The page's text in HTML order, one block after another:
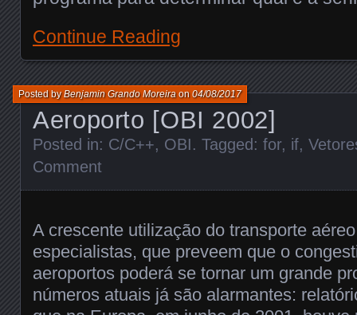
Continue Reading
Aeroporto [OBI 2002]
Posted byBenjamin Grando Moreiraon04/08/2017
Posted in: C/C++, OBI. Tagged: for, if,
Comment
A crescente utilização do transporte
especialistas, que preveem que o
aeroportos poderá se tornar um grande
números atuais já são alarmantes: